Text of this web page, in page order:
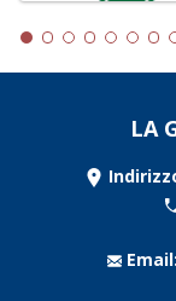
LA
Email: